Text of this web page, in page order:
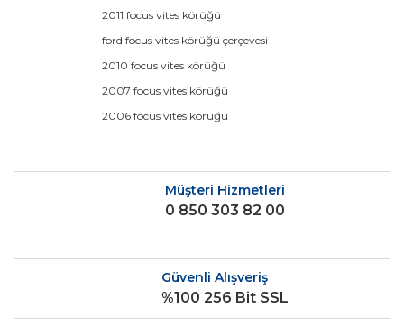
Ürün resmi kalitesiz, bozuk veya görüntülenemiyor.
Ürün açıklamasında eksik bilgiler bulunuyor.
Ürün bilgilerinde hatalar bulunuyor.
Ürün fiyatı diğer sitelerden daha pahalı.
Bu ürüne benzer farklı alternatifler olmalı.
Gönder
2011 focus vites körüğü
ford focus vites körüğü çerçevesi
2010 focus vites körüğü
2007 focus vites körüğü
2006 focus vites körüğü
Müşteri Hizmetleri
0 850 303 82 00
Güvenli Alışveriş
%100 256 Bit SSL